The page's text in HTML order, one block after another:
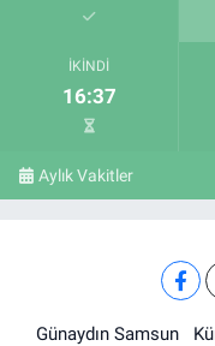
İKINDI
16:37
Aylık Vakitler
Günaydın Samsun